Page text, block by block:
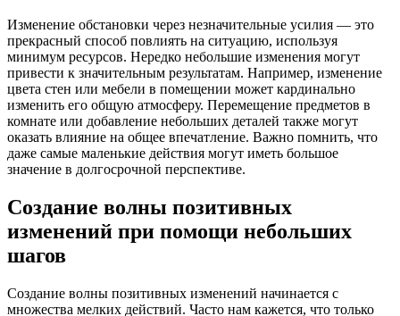
Изменение обстановки через незначительные усилия — это
прекрасный способ повлиять на ситуацию, используя
минимум ресурсов. Нередко небольшие изменения могут
привести к значительным результатам. Например, изменение
цвета стен или мебели в помещении может кардинально
изменить его общую атмосферу. Перемещение предметов в
комнате или добавление небольших деталей также могут
оказать влияние на общее впечатление. Важно помнить, что
даже самые маленькие действия могут иметь большое
значение в долгосрочной перспективе.
Создание волны позитивных
изменений при помощи небольших
шагов
Создание волны позитивных изменений начинается с
множества мелких действий. Часто нам кажется, что только